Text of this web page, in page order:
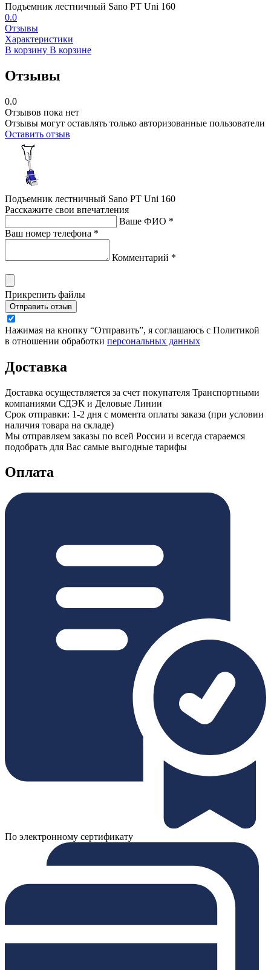
Подъемник лестничный Sano PT Uni 160
0.0
Отзывы
Характеристики
В корзину В корзине
Отзывы
0.0
Отзывов пока нет
Отзывы могут оставлять только авторизованные пользователи
Оставить отзыв
Подъемник лестничный Sano PT Uni 160
Расскажите свои впечатления
Ваше ФИО *
Ваш номер телефона *
Комментарий *
Прикрепить файлы
Отправить отзыв
Нажимая на кнопку “Отправить”, я соглашаюсь с Политикой
в отношении обработки персональных данных
Доставка
Доставка осуществляется за счет покупателя Транспортными
компаниями СДЭК и Деловые Линии
Срок отправки: 1-2 дня с момента оплаты заказа (при условии
наличия товара на складе)
Мы отправляем заказы по всей России и всегда стараемся
подобрать для Вас самые выгодные тарифы
Оплата
По электронному сертификату